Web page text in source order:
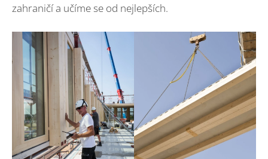
zahraničí a učíme se od nejlepších.